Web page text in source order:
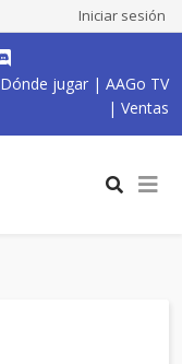
Iniciar sesión
Dónde jugar | AAGo TV
| Ventas